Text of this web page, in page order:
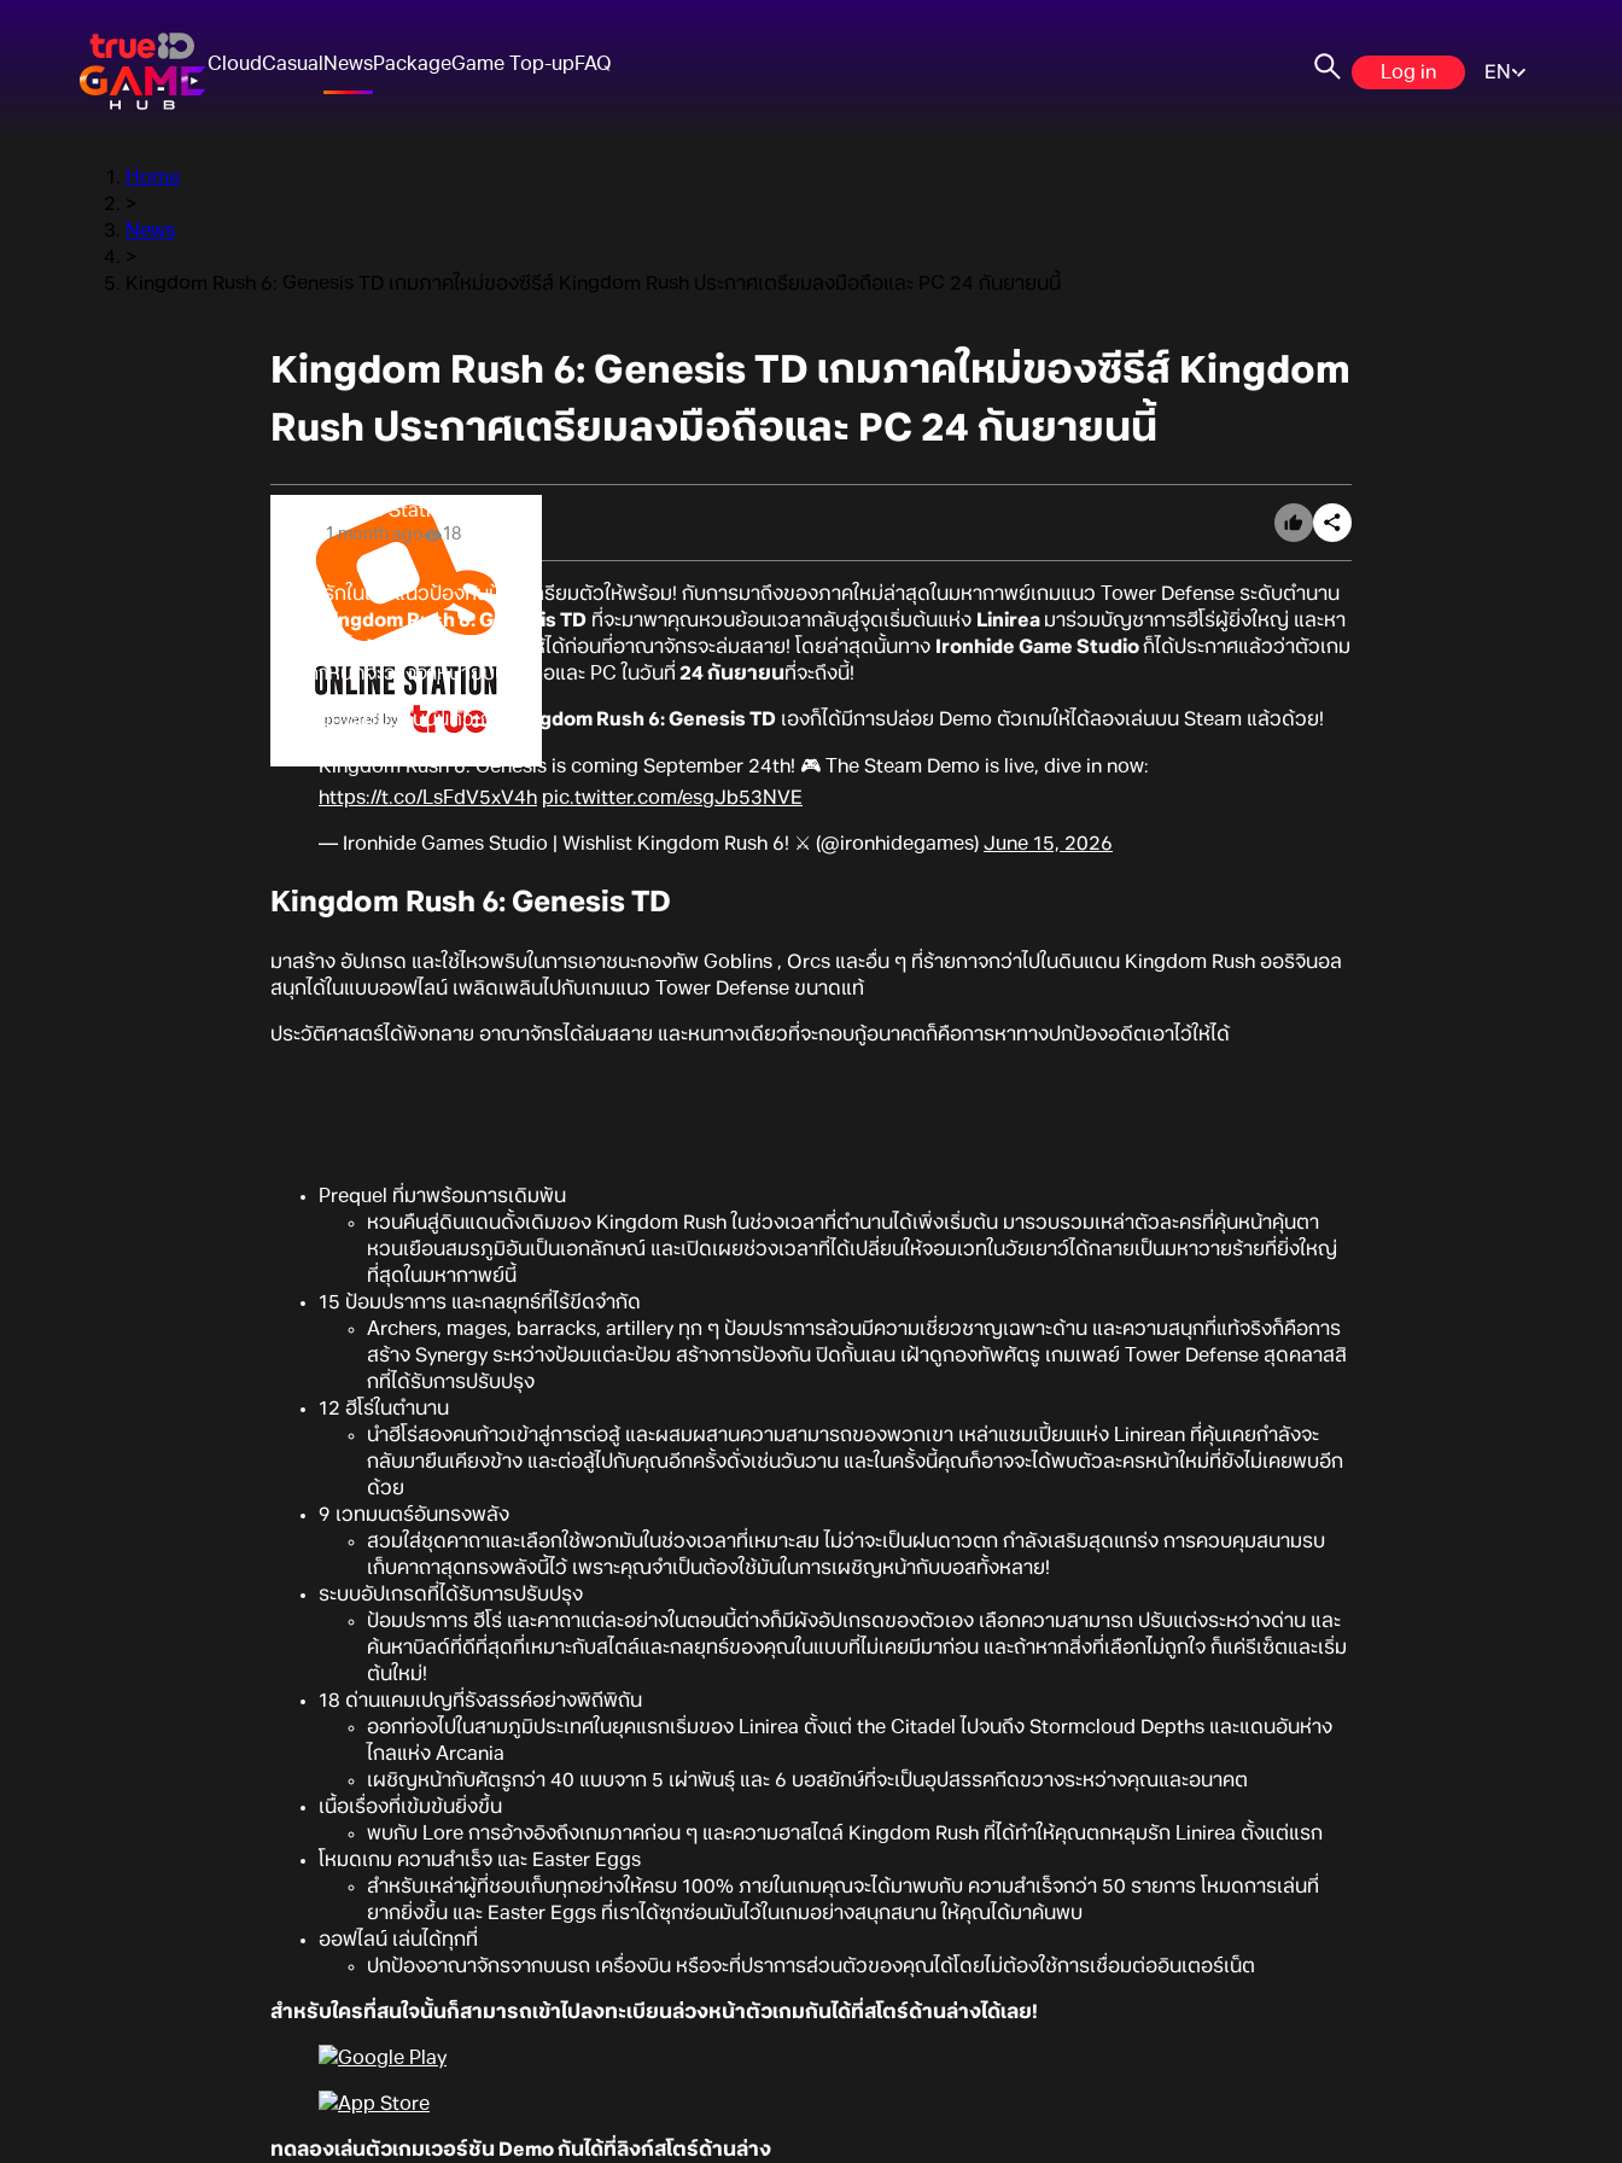
CloudCasual NewsPackageGame Top-upFAQ Log in EN
Home
>
News
>
Kingdom Rush 6: Genesis TD เกมภาคใหม่ของซีรีส์ Kingdom Rush ประกาศเตรียมลงมือถือและ PC 24 กันยายนนี้
Kingdom Rush 6: Genesis TD เกมภาคใหม่ของซีรีส์ Kingdom
Rush ประกาศเตรียมลงมือถือและ PC 24 กันยายนนี้
Online Station
1 month ago 18
เหล่าผู้รักในเกมแนวป้องกันป้อมเตรียมตัวให้พร้อม! กับการมาถึงของภาคใหม่ล่าสุดในมหากาพย์เกมแนว Tower Defense ระดับตำนาน
Kingdom Rush 6: Genesis TD ที่จะมาพาคุณหวนย้อนเวลากลับสู่จุดเริ่มต้นแห่ง Linirea มาร่วมบัญชาการฮีโร่ผู้ยิ่งใหญ่ และหา
ทางหยุดยั้งVez'nan ในวัยเยาว์ให้ได้ก่อนที่อาณาจักรจะล่มสลาย! โดยล่าสุดนั้นทาง Ironhide Game Studioก็ได้ประกาศแล้วว่าตัวเกม
นั้นมีกำหนดจะวางจำหน่ายบนมือถือและ PC ในวันที่ 24 กันยายนที่จะถึงนี้!
และในขณะเดียวกันนั้นตัวเกม Kingdom Rush 6: Genesis TD เองก็ได้มีการปล่อย Demo ตัวเกมให้ได้ลองเล่นบน Steam แล้วด้วย!
Kingdom Rush 6: Genesis is coming September 24th! 🎮 The Steam Demo is live, dive in now:
https://t.co/LsFdV5xV4h pic.twitter.com/esgJb53NVE
— Ironhide Games Studio | Wishlist Kingdom Rush 6! ⚔ (@ironhidegames) June 15, 2026
Kingdom Rush 6: Genesis TD
มาสร้าง อัปเกรด และใช้ไหวพริบในการเอาชนะกองทัพ Goblins , Orcs และอื่น ๆ ที่ร้ายกาจกว่าไปในดินแดน Kingdom Rush ออริจินอล
สนุกได้ในแบบออฟไลน์ เพลิดเพลินไปกับเกมแนว Tower Defense ขนาดแท้
ประวัติศาสตร์ได้พังทลาย อาณาจักรได้ล่มสลาย และหนทางเดียวที่จะกอบกู้อนาคตก็คือการหาทางปกป้องอดีตเอาไว้ให้ได้
Prequel ที่มาพร้อมการเดิมพัน
หวนคืนสู่ดินแดนดั้งเดิมของ Kingdom Rush ในช่วงเวลาที่ตำนานได้เพิ่งเริ่มต้น มารวบรวมเหล่าตัวละครที่คุ้นหน้าคุ้นตา
หวนเยือนสมรภูมิอันเป็นเอกลักษณ์ และเปิดเผยช่วงเวลาที่ได้เปลี่ยนให้จอมเวทในวัยเยาว์ได้กลายเป็นมหาวายร้ายที่ยิ่งใหญ่
ที่สุดในมหากาพย์นี้
15 ป้อมปราการ และกลยุทธ์ที่ไร้ขีดจำกัด
Archers, mages, barracks, artillery ทุก ๆ ป้อมปราการล้วนมีความเชี่ยวชาญเฉพาะด้าน และความสนุกที่แท้จริงก็คือการ
สร้าง Synergy ระหว่างป้อมแต่ละป้อม สร้างการป้องกัน ปิดกั้นเลน เฝ้าดูกองทัพศัตรู เกมเพลย์ Tower Defense สุดคลาสสิ
กที่ได้รับการปรับปรุง
12 ฮีโร่ในตำนาน
นำฮีโร่สองคนก้าวเข้าสู่การต่อสู้ และผสมผสานความสามารถของพวกเขา เหล่าแชมเปี้ยนแห่ง Linirean ที่คุ้นเคยกำลังจะ
กลับมายืนเคียงข้าง และต่อสู้ไปกับคุณอีกครั้งดั่งเช่นวันวาน และในครั้งนี้คุณก็อาจจะได้พบตัวละครหน้าใหม่ที่ยังไม่เคยพบอีก
ด้วย
9 เวทมนตร์อันทรงพลัง
สวมใส่ชุดคาถาและเลือกใช้พวกมันในช่วงเวลาที่เหมาะสม ไม่ว่าจะเป็นฝนดาวตก กำลังเสริมสุดแกร่ง การควบคุมสนามรบ
เก็บคาถาสุดทรงพลังนี้ไว้ เพราะคุณจำเป็นต้องใช้มันในการเผชิญหน้ากับบอสทั้งหลาย!
ระบบอัปเกรดที่ได้รับการปรับปรุง
ป้อมปราการ ฮีโร่ และคาถาแต่ละอย่างในตอนนี้ต่างก็มีผังอัปเกรดของตัวเอง เลือกความสามารถ ปรับแต่งระหว่างด่าน และ
ค้นหาบิลด์ที่ดีที่สุดที่เหมาะกับสไตล์และกลยุทธ์ของคุณในแบบที่ไม่เคยมีมาก่อน และถ้าหากสิ่งที่เลือกไม่ถูกใจ ก็แค่รีเซ็ตและเริ่ม
ต้นใหม่!
18 ด่านแคมเปญที่รังสรรค์อย่างพิถีพิถัน
ออกท่องไปในสามภูมิประเทศในยุคแรกเริ่มของ Linirea ตั้งแต่ the Citadel ไปจนถึง Stormcloud Depths และแดนอันห่าง
ไกลแห่ง Arcania
เผชิญหน้ากับศัตรูกว่า 40 แบบจาก 5 เผ่าพันธุ์ และ 6 บอสยักษ์ที่จะเป็นอุปสรรคกีดขวางระหว่างคุณและอนาคต
เนื้อเรื่องที่เข้มข้นยิ่งขึ้น
พบกับ Lore การอ้างอิงถึงเกมภาคก่อน ๆ และความฮาสไตล์ Kingdom Rush ที่ได้ทำให้คุณตกหลุมรัก Linirea ตั้งแต่แรก
โหมดเกม ความสำเร็จ และ Easter Eggs
สำหรับเหล่าผู้ที่ชอบเก็บทุกอย่างให้ครบ 100% ภายในเกมคุณจะได้มาพบกับ ความสำเร็จกว่า 50 รายการ โหมดการเล่นที่
ยากยิ่งขึ้น และ Easter Eggs ที่เราได้ซุกซ่อนมันไว้ในเกมอย่างสนุกสนาน ให้คุณได้มาค้นพบ
ออฟไลน์ เล่นได้ทุกที่
ปกป้องอาณาจักรจากบนรถ เครื่องบิน หรือจะที่ปราการส่วนตัวของคุณได้โดยไม่ต้องใช้การเชื่อมต่ออินเตอร์เน็ต
สำหรับใครที่สนใจนั้นก็สามารถเข้าไปลงทะเบียนล่วงหน้าตัวเกมกันได้ที่สโตร์ด้านล่างได้เลย!
ทดลองเล่นตัวเกมเวอร์ชัน Demo กันได้ที่ลิงก์สโตร์ด้านล่าง